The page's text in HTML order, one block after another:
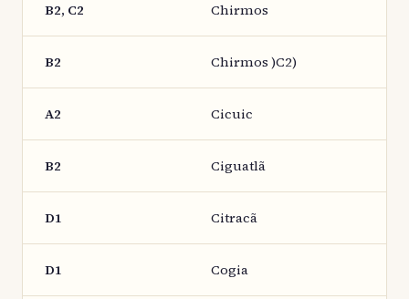
B2, C2 Chirmos
B2 Chirmos )C2)
A2 Cicuic
B2 Ciguatlã
D1 Citracã
D1 Cogia